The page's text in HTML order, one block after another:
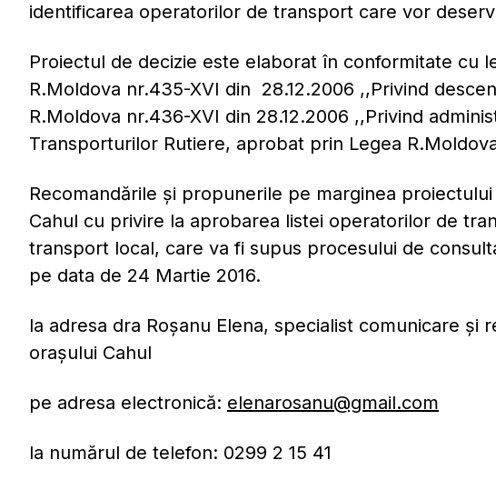
identificarea operatorilor de transport care vor
Proiectul de decizie este elaborat în conformitate cu
R.Moldova nr.435-XVI din 28.12.2006 ,,Privind
R.Moldova nr.436-XVI din 28.12.2006 ,,Privind
Transporturilor Rutiere, aprobat prin Legea R.Moldova
Recomandările şi propunerile pe marginea
Cahul cu privire la aprobarea listei operatorilor de
transport local, care va fi supus procesului de
pe data de 24 Martie 2016.
la adresa dra Roșanu Elena, specialist comunicare și
orașului Cahul
pe adresa electronică: elenarosanu@gmail.com
la numărul de telefon: 0299 2 15 41